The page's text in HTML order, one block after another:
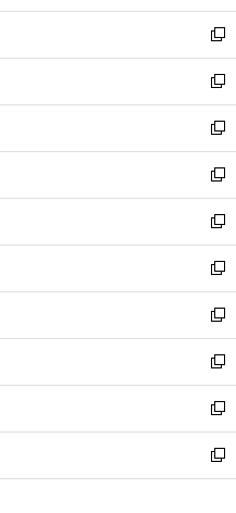
開
く
ウ
で
開
く
ン
ド
ウ
で
開
く
ウ
ィ
ン
ド
ウ
で
開
く
新
し
い
ウ
ィ
ン
ド
ウ
で
開
く
新
し
い
ウ
ィ
ン
ド
ウ
で
開
く
新
し
い
ウ
ィ
ン
ド
ウ
で
開
く
新
し
い
ウ
ィ
ン
ド
ウ
で
開
く
新
し
い
ウ
ィ
ン
ド
ウ
で
開
く
新
し
い
ウ
ィ
ン
ド
ウ
で
開
新
し
い
ウ
ィ
ン
ド
ウ
新
し
い
ウ
ィ
ン
新
し
い
ウ
新
し